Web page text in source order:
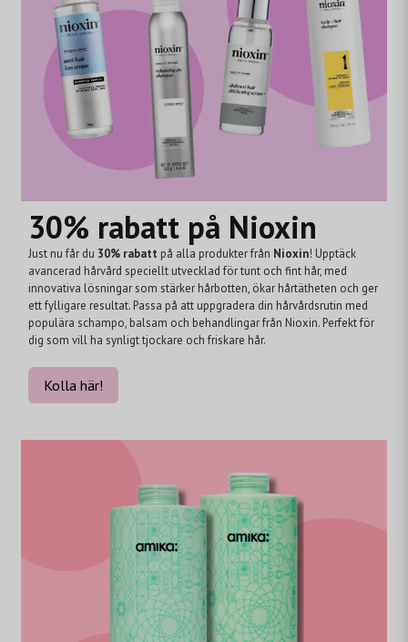
30% rabatt på Nioxin
Just nu får du 30% rabatt på alla produkter från Nioxin! Upptäck
avancerad hårvård speciellt utvecklad för tunt och fint hår, med
innovativa lösningar som stärker hårbotten, ökar hårtätheten och ger
ett fylligare resultat. Passa på att uppgradera din hårvårdsrutin med
populära schampo, balsam och behandlingar från Nioxin. Perfekt för
dig som vill ha synligt tjockare och friskare hår.
Kolla här!